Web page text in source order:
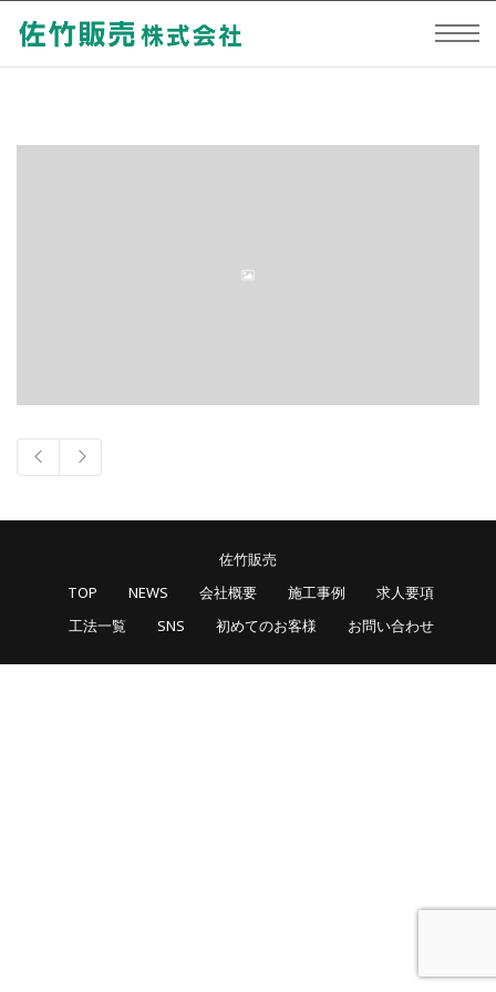
佐竹販売
TOP
NEWS 会社概要 施工事例
求人要項
工法一覧
SNS 初めてのお客様 お問い合わせ